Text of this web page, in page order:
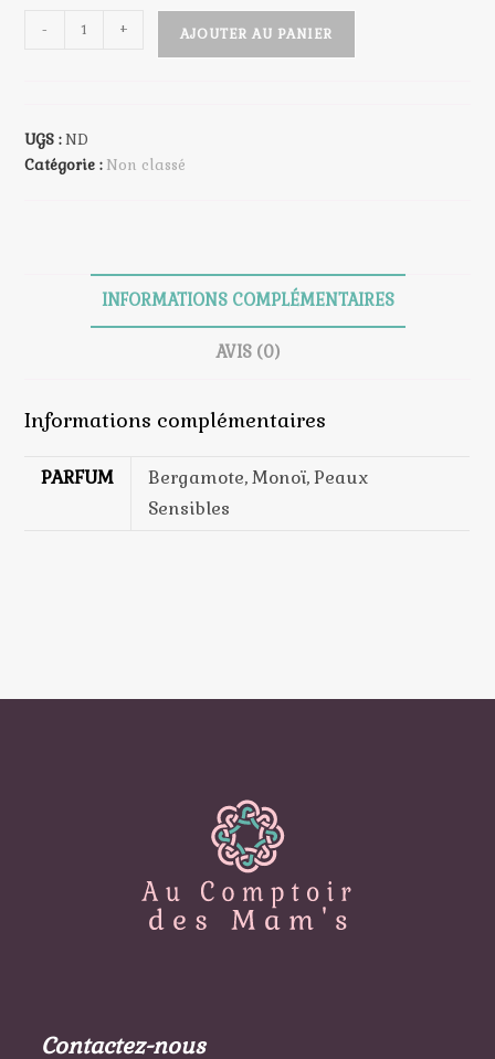
quantité
- + AJOUTER AU PANIER
UGS :ND
Catégorie : Non classé
INFORMATIONS COMPLÉMENTAIRES
AVIS (0)
Informations complémentaires
PARFUM
Bergamote, Monoï, Peaux
Sensibles
Contactez-nous